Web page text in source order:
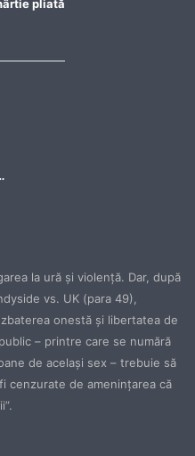
pliată
la ură şi violenţă. Dar, după
vs. UK (para 49),
onestă şi libertatea de
– printre care se numără
de acelaşi sex – trebuie să
cenzurate de ameninţarea că